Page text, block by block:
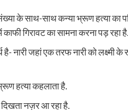
के साथ-साथ कन्या भ्रूण हत्या का
गिरावट का सामना करना पड़ रहा है.
नारी जहां एक तरफ नारी को लक्ष्मी के
हत्या कहलाता है.
नज़र आ रहा है.